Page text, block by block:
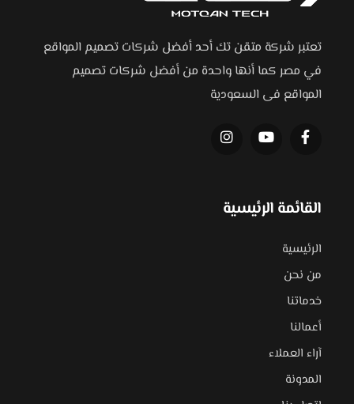
تعتبر شركة متقن تك أحد أفضل شركات تصميم المواقع
في مصر كما أنها واحدة من أفضل شركات تصميم
المواقع فى السعودية
القائمة الرئيسية
الرئيسية
من نحن
خدماتنا
أعمالنا
آراء العملاء
المدونة